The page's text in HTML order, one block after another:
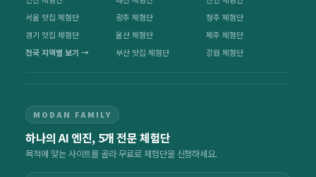
서울 맛집 체험단
경기 맛집 체험단
전국 지역별 보기 →
광주 체험단
울산 체험단
부산 맛집 체험단
청주 체험단
제주 체험단
강원 체험단
MODAN FAMILY
하나의 AI 엔진, 5개 전문 체험단
목적에 맞는 사이트를 골라 무료로 체험단을 신청하세요.